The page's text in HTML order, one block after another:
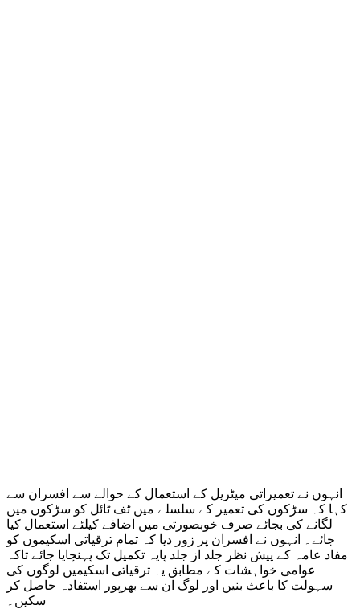
انہوں نے تعمیراتی میٹریل کے استعمال کے حوالے سے افسران سے
کہا کہ سڑکوں کی تعمیر کے سلسلے میں ٹف ٹائل کو سڑکوں میں
لگانے کی بجائے صرف خوبصورتی میں اضافے کیلئے استعمال کیا
جائے۔ انہوں نے افسران پر زور دیا کہ تمام ترقیاتی اسکیموں کو
مفاد عامہ کے پیش نظر جلد از جلد پایہ تکمیل تک پہنچایا جائے تاکہ
عوامی خواہشات کے مطابق یہ ترقیاتی اسکیمیں لوگوں کی
سہولت کا باعث بنیں اور لوگ ان سے بھرپور استفادہ حاصل کر
سکیں۔